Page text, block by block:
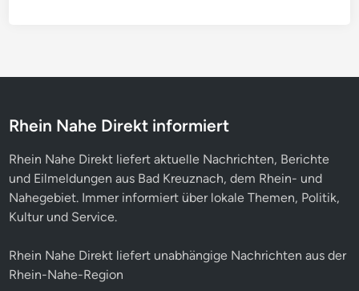
Rhein Nahe Direkt informiert
Rhein Nahe Direkt liefert aktuelle Nachrichten, Berichte
und Eilmeldungen aus Bad Kreuznach, dem Rhein- und
Nahegebiet. Immer informiert über lokale Themen, Politik,
Kultur und Service.
Rhein Nahe Direkt liefert unabhängige Nachrichten aus der
Rhein-Nahe-Region